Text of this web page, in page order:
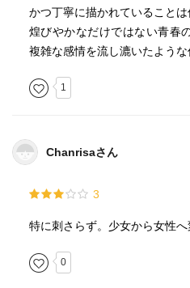
かつ丁寧に描かれていることは
煌びやかなだけではない青春
複雑な感情を流し漉いたような
1
Chanrisaさん
3
特に刺さらず。少女から女性へ
0